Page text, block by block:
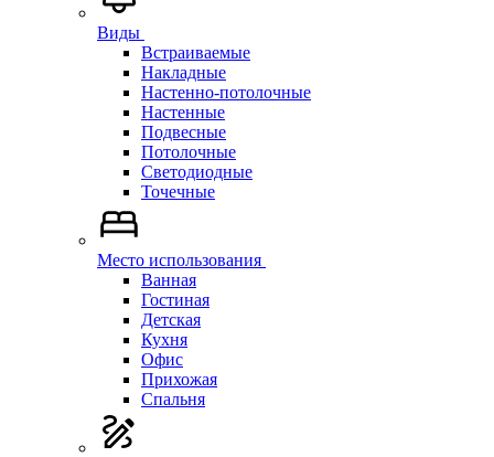
Виды
Встраиваемые
Накладные
Настенно-потолочные
Настенные
Подвесные
Потолочные
Светодиодные
Точечные
Место использования
Ванная
Гостиная
Детская
Кухня
Офис
Прихожая
Спальня